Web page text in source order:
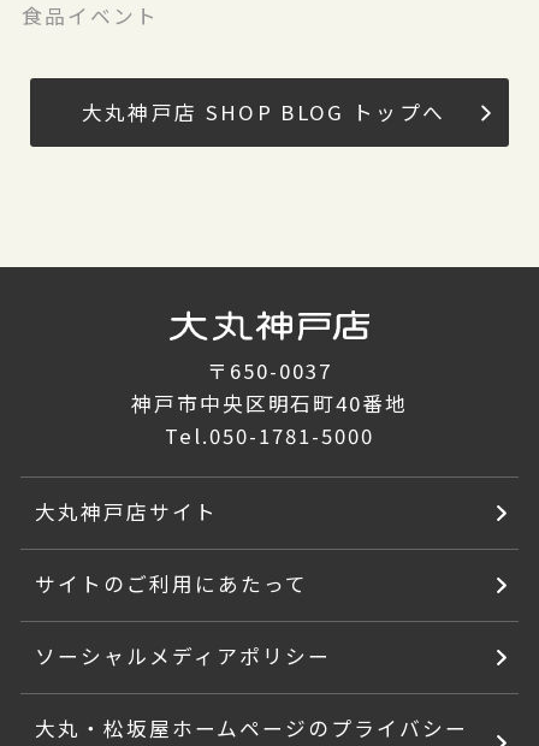
食品イベント
大丸神戸店 SHOP BLOG トップへ
〒650-0037
神戸市中央区明石町40番地
Tel.050-1781-5000
大丸神戸店サイト
サイトのご利用にあたって
ソーシャルメディアポリシー
大丸・松坂屋ホームページのプライバシー